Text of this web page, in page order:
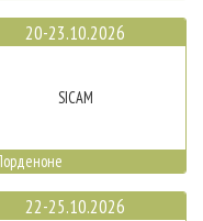
20-23.10.2026
SICAM
22-25.10.2026